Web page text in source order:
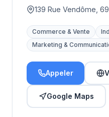
139 Rue Vendôme,
Commerce & Vente
Marketing &
Appeler
Google Maps